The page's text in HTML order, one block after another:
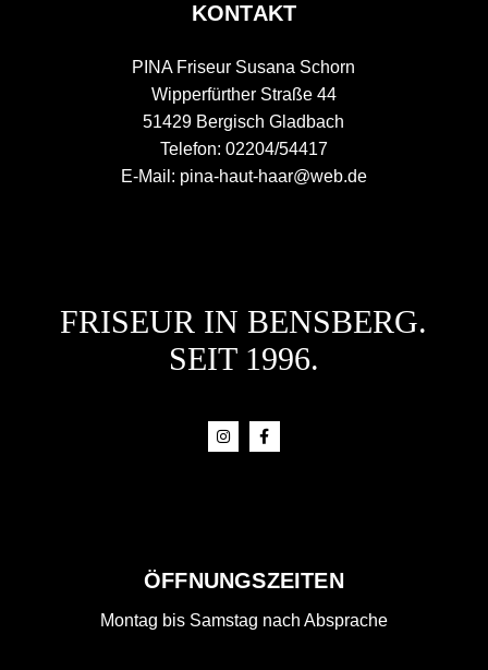
KONTAKT
PINA Friseur Susana Schorn
Wipperfürther Straße 44
51429 Bergisch Gladbach
Telefon: 02204/54417
E-Mail: pina-haut-haar@web.de
FRISEUR IN BENSBERG.
SEIT 1996.
ÖFFNUNGSZEITEN
Montag bis Samstag nach Absprache